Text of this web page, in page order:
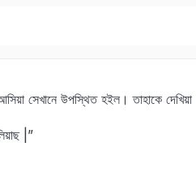
সেখানে উপস্থিত হইল। তাহাকে দেখিয়া
|”